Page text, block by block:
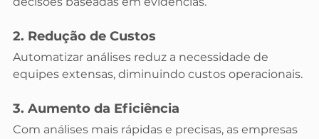
2. Redução de Custos
Automatizar análises reduz a necessidade de
equipes extensas, diminuindo custos operacionais.
3. Aumento da Eficiência
Com análises mais rápidas e precisas, as empresas